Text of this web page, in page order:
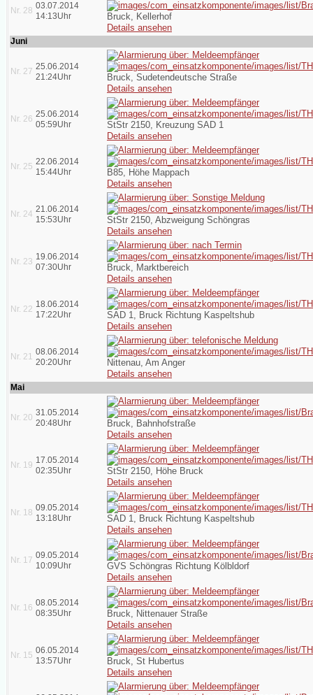
Nr. 28 03.07.2014
14:13Uhr
Bruck, Kellerhof
Details ansehen
Juni
Nr. 27 25.06.2014
21:24Uhr
Bruck, Sudetendeutsche Straße
Details ansehen
Nr. 26 25.06.2014
05:59Uhr
StStr 2150, Kreuzung SAD 1
Details ansehen
Nr. 25 22.06.2014
15:44Uhr
B85, Höhe Mappach
Details ansehen
Nr. 24 21.06.2014
15:53Uhr
StStr 2150, Abzweigung Schöngras
Details ansehen
Nr. 23 19.06.2014
07:30Uhr
Bruck, Marktbereich
Details ansehen
Nr. 22 18.06.2014
17:22Uhr
SAD 1, Bruck Richtung Kaspeltshub
Details ansehen
Nr. 21 08.06.2014
20:20Uhr
Nittenau, Am Anger
Details ansehen
Mai
Nr. 20 31.05.2014
20:48Uhr
Bruck, Bahnhofstraße
Details ansehen
Nr. 19 17.05.2014
02:35Uhr
StStr 2150, Höhe Bruck
Details ansehen
Nr. 18 09.05.2014
13:18Uhr
SAD 1, Bruck Richtung Kaspeltshub
Details ansehen
Nr. 17 09.05.2014
10:09Uhr
GVS Schöngras Richtung Kölbldorf
Details ansehen
Nr. 16 08.05.2014
08:35Uhr
Bruck, Nittenauer Straße
Details ansehen
Nr. 15 06.05.2014
13:57Uhr
Bruck, St Hubertus
Details ansehen